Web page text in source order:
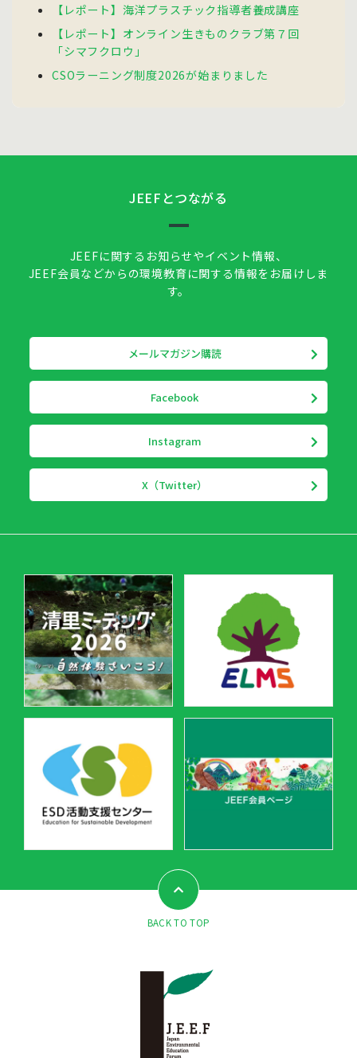
【レポート】海洋プラスチック指導者養成講座
【レポート】オンライン生きものクラブ第７回
「シマフクロウ」
CSOラーニング制度2026が始まりました
JEEFとつながる
JEEFに関するお知らせやイベント情報、
JEEF会員などからの環境教育に関する情報をお届けしま
す。
メールマガジン購読
Facebook
Instagram
X（Twitter）
BACK TO TOP